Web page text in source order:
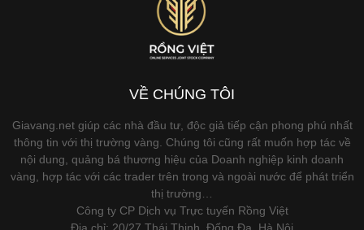
VỀ CHÚNG TÔI
Giavang.net giúp các nhà đầu tư, độc giả tiếp cận phong phú nhất
thông tin với thị trường vàng. Chúng tôi cũng rất muốn hợp tác về
nội dung, quảng bá thương hiệu của Doanh nghiệp kinh doanh
vàng, hợp tác với các trader trên trong và ngoài nước để phát triển
thị trường…
Công ty CP Dịch vụ Trực tuyến Rồng Việt